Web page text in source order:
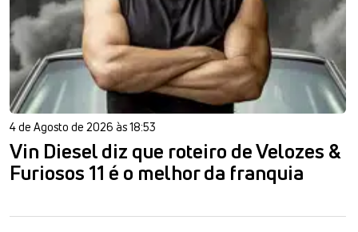
4 de Agosto de 2026 às 18:53
Vin Diesel diz que roteiro de Velozes &
Furiosos 11 é o melhor da franquia